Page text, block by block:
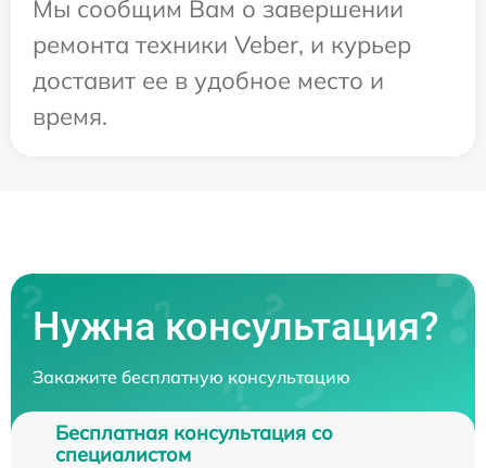
Мы сообщим Вам о завершении
ремонта техники Veber, и курьер
доставит ее в удобное место и
время.
Нужна консультация?
Закажите бесплатную консультацию
Бесплатная консультация со
специалистом